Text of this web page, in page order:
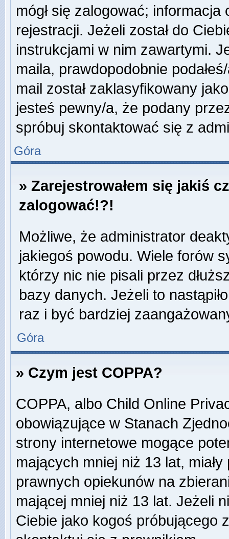
mógł się zalogować;
rejestracji. Jeżeli został do
instrukcjami w nim zawartymi.
maila, prawdopodobnie
mail został zaklasyfikowany
jesteś pewny/a, że podany
spróbuj skontaktować się z
Góra
» Zarejestrowałem się jakiś
zalogować!?!
Możliwe, że administrator
jakiegoś powodu. Wiele forów
którzy nic nie pisali przez
bazy danych. Jeżeli to
raz i być bardziej
Góra
» Czym jest COPPA?
COPPA, albo Child Online
obowiązujące w Stanach
strony internetowe mogące
mających mniej niż 13 lat,
prawnych opiekunów na
mającej mniej niż 13 lat. Jeżeli
Ciebie jako kogoś próbującego